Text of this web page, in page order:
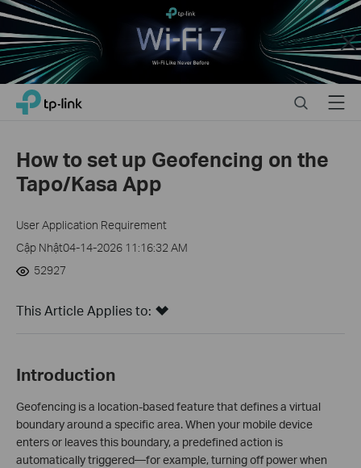
Close
Click
navigation
bar
TP-Link, Reliably Smart SearchMenu
How to set up Geofencing on the
Tapo/Kasa App
User Application Requirement
Cập Nhật04-14-2026 11:16:32 AM
52927
This Article Applies to:
Introduction
Geofencing is a location‑based feature that defines a virtual
boundary around a specific area. When your mobile device
enters or leaves this boundary, a predefined action is
automatically triggered—for example, turning off power when